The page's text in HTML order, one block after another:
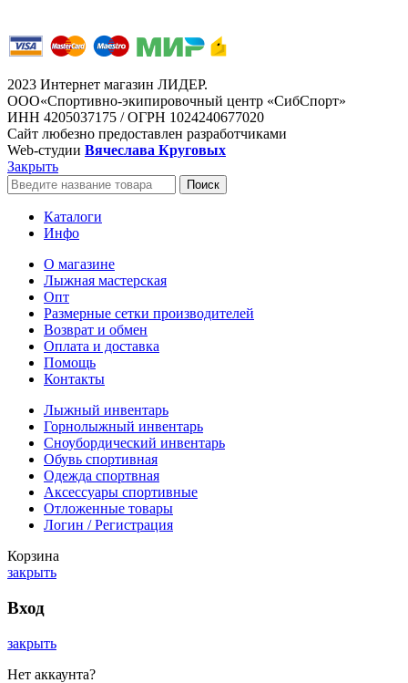
2023 Интернет магазин ЛИДЕР.
ООО«Спортивно-экипировочный центр «СибСпорт»
ИНН 4205037175 / ОГРН 1024240677020
Сайт любезно предоставлен разработчиками
Web-студии Вячеслава Круговых
Закрыть
Поиск
Каталоги
Инфо
О магазине
Лыжная мастерская
Опт
Размерные сетки производителей
Возврат и обмен
Оплата и доставка
Помощь
Контакты
Лыжный инвентарь
Горнолыжный инвентарь
Сноубордический инвентарь
Обувь спортивная
Одежда спортвная
Аксессуары спортивные
Отложенные товары
Логин / Регистрация
Корзина
закрыть
Вход
закрыть
Нет аккаунта?